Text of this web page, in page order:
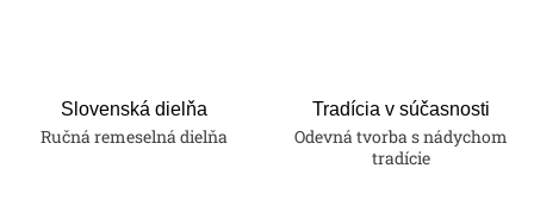
Slovenská dielňa
Ručná remeselná dielňa
Tradícia v súčasnosti
Odevná tvorba s nádychom
tradície